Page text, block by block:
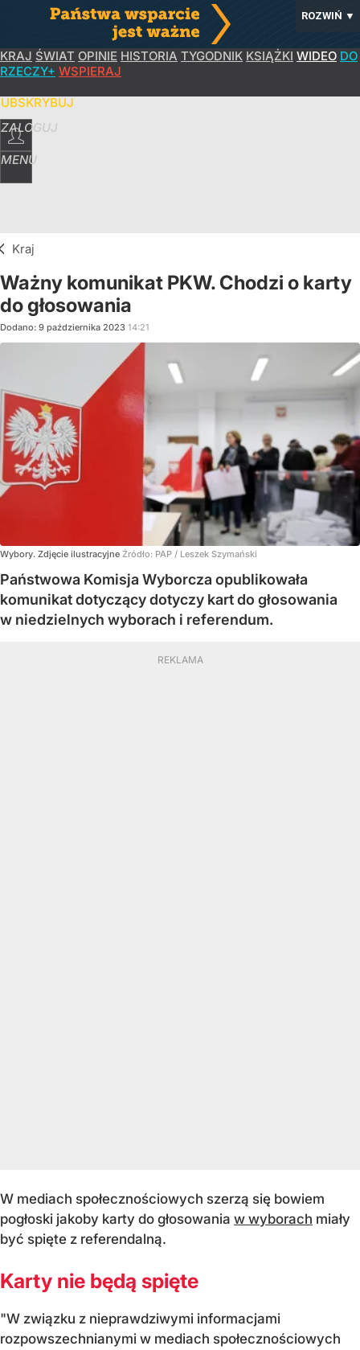
ROZWIŃ ▼
KRAJ ŚWIAT OPINIE HISTORIA TYGODNIK KSIĄŻKI WIDEO DO
RZECZY+ WSPIERAJ
ZALOGUJ
MENU
Kraj
Ważny komunikat PKW. Chodzi o karty
do głosowania
Dodano: 9 października 2023 14:21
Wybory. Zdjęcie ilustracyjne Źródło: PAP / Leszek Szymański
Państwowa Komisja Wyborcza opublikowała
komunikat dotyczący dotyczy kart do głosowania
w niedzielnych wyborach i referendum.
W mediach społecznościowych szerzą się bowiem
pogłoski jakoby karty do głosowania w wyborach miały
być spięte z referendalną.
Karty nie będą spięte
"W związku z nieprawdziwymi informacjami
rozpowszechnianymi w mediach społecznościowych